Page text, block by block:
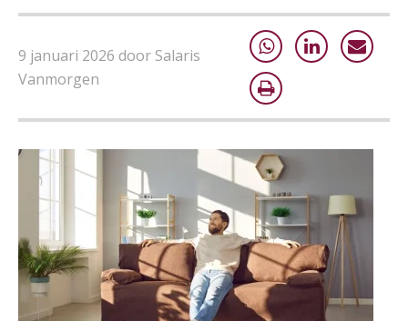
9 januari 2026 door Salaris
Vanmorgen